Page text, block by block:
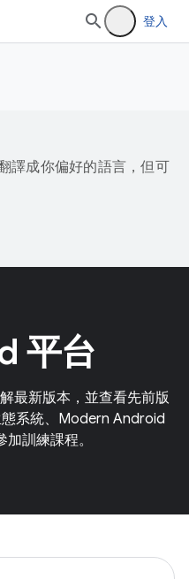
登入
譯成你偏好的語言，但可
平台
最新版本，並查看先前版
系統、Modern Android
訓練課程。